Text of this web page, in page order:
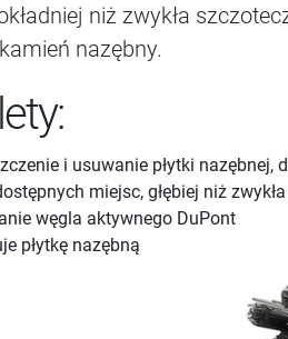
niż zwykła
nazębny.
i usuwanie płytki nazębnej,
miejsc, głębiej niż
węgla aktywnego DuPont
płytkę nazębną